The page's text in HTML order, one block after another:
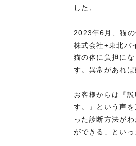
した。
2023年6月、猫
株式会社+東北バ
猫の体に負担に
す。異常があれ
お客様からは『
す。』という声
った診断方法が
ができる」とい